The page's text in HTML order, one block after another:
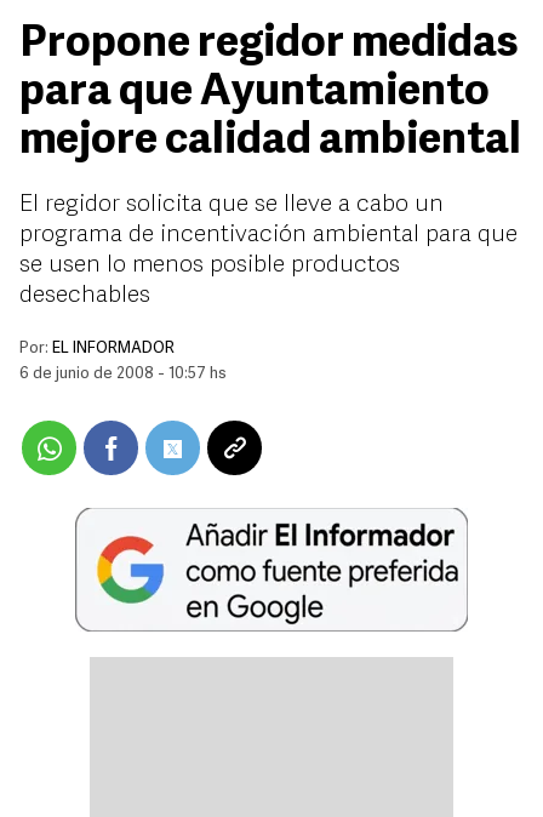
Propone regidor medidas
para que Ayuntamiento
mejore calidad ambiental
El regidor solicita que se lleve a cabo un
programa de incentivación ambiental para que
se usen lo menos posible productos
desechables
Por: EL INFORMADOR
6 de junio de 2008 - 10:57 hs